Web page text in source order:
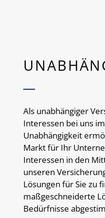
Als unabhängiger
Interessen bei uns
Unabhängigkeit
Markt für Ihr
Interessen in den
unseren
Lösungen für Sie zu
maßgeschneiderte
Bedürfnisse